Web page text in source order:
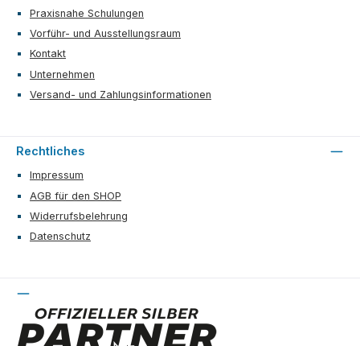
Praxisnahe Schulungen
Vorführ- und Ausstellungsraum
Kontakt
Unternehmen
Versand- und Zahlungsinformationen
Rechtliches
Impressum
AGB für den SHOP
Widerrufsbelehrung
Datenschutz